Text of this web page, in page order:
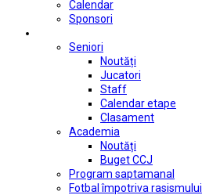
Calendar
Sponsori
Seniori
Noutăți
Jucatori
Staff
Calendar etape
Clasament
Academia
Noutăți
Buget CCJ
Program saptamanal
Fotbal împotriva rasismului